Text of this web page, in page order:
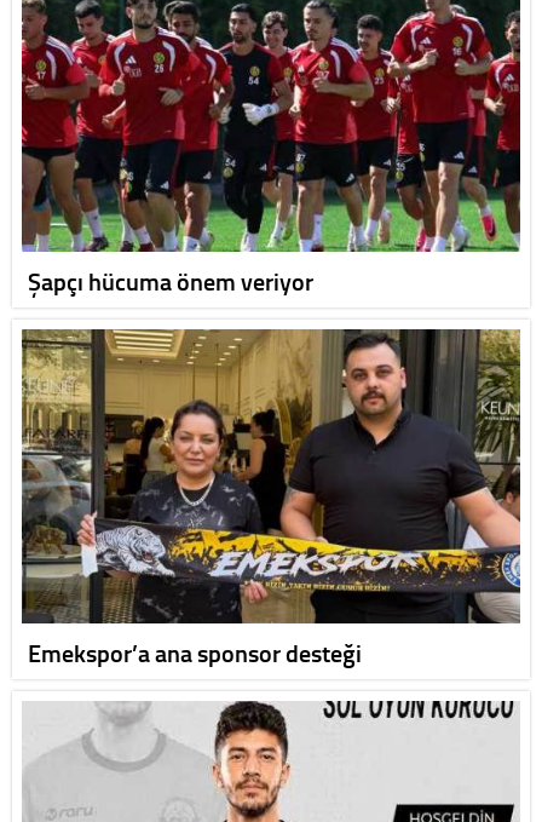
Şapçı hücuma önem veriyor
Emekspor’a ana sponsor desteği